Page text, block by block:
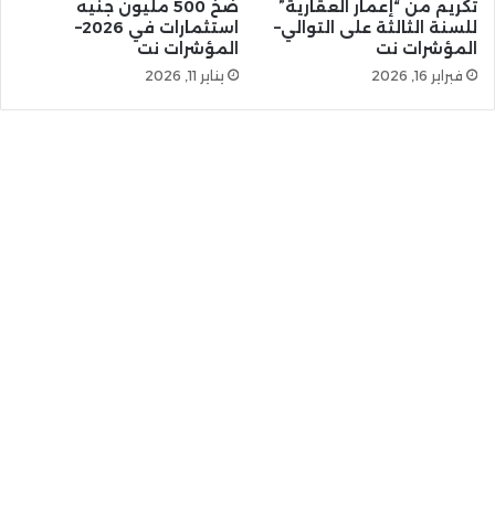
تكريم من “إعمار العقارية”
للسنة الثالثة على التوالي–
المؤشرات نت
فبراير 16, 2026
ضخ 500 مليون جنيه
استثمارات في 2026–
المؤشرات نت
يناير 11, 2026